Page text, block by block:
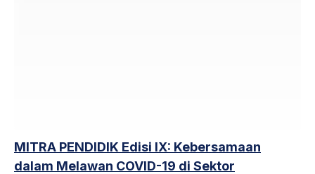
MITRA PENDIDIK Edisi IX: Kebersamaan
dalam Melawan COVID-19 di Sektor